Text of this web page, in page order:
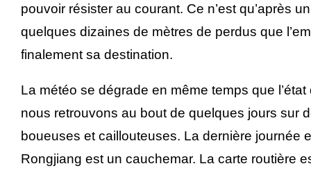
pouvoir résister au courant. Ce n’est qu’après
quelques dizaines de mètres de perdus que
finalement sa destination.
La météo se dégrade en même temps que
nous retrouvons au bout de quelques jours sur
boueuses et caillouteuses. La dernière journée
Rongjiang est un cauchemar. La carte routière